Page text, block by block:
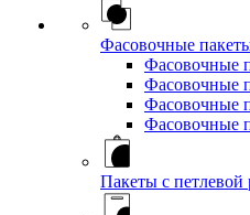
Фасовочные
Фасовочные
Фасовочные
Фасовочные
Фасовочные
Пакеты с петлевой